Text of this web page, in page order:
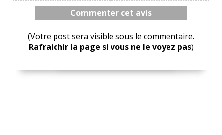
Commenter cet avis
(Votre post sera visible sous le commentaire.
Rafraichir la page si vous ne le voyez pas)